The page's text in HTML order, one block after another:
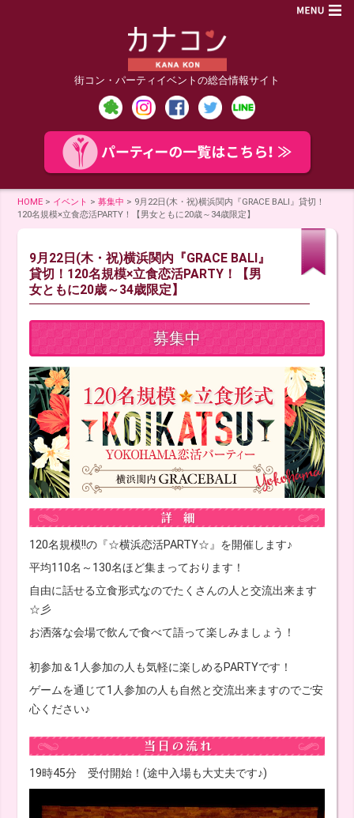
街コン・パーティイベントの総合情報サイト
HOME > イベント >募集中 > 9月22日(木・祝)横浜関内『GRACE BALI』貸切！
120名規模×立食恋活PARTY！【男女ともに20歳～34歳限定】
9月22日(木・祝)横浜関内『GRACE BALI』
貸切！120名規模×立食恋活PARTY！【男
女ともに20歳～34歳限定】
募集中
120名規模!!の『☆横浜恋活PARTY☆』を開催します♪
平均110名～130名ほど集まっております！
自由に話せる立食形式なのでたくさんの人と交流出来ます
☆彡
お洒落な会場で飲んで食べて語って楽しみましょう！
初参加＆1人参加の人も気軽に楽しめるPARTYです！
ゲームを通じて1人参加の人も自然と交流出来ますのでご安
心ください♪
19時45分 受付開始！(途中入場も大丈夫です♪)